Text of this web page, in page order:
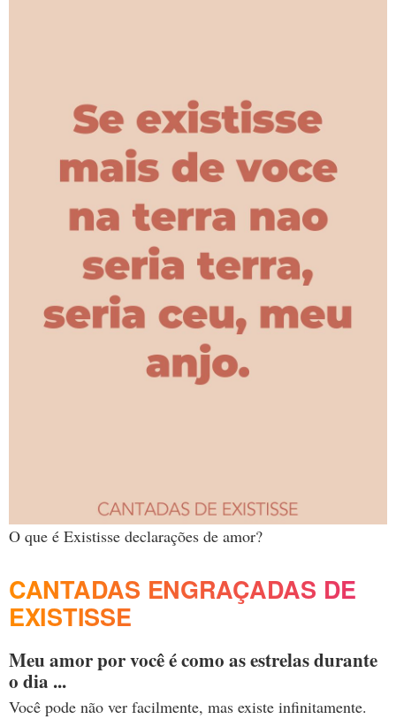
O que é Existisse declarações de amor?
CANTADAS ENGRAÇADAS DE
EXISTISSE
Meu amor por você é como as estrelas durante
o dia ...
Você pode não ver facilmente, mas existe infinitamente.